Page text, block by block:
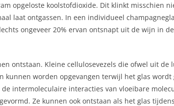
opgeloste koolstofdioxide. Dit klinkt misschien
laat ontgassen. In een individueel
ongeveer 20% ervan ontsnapt uit de wijn in
ontstaan. Kleine cellulosevezels die ofwel uit
kunnen worden opgevangen terwijl het glas
intermoleculaire interacties van vloeibare
Ze kunnen ook ontstaan als het glas